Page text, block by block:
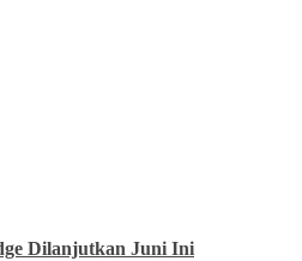
Dilanjutkan Juni Ini